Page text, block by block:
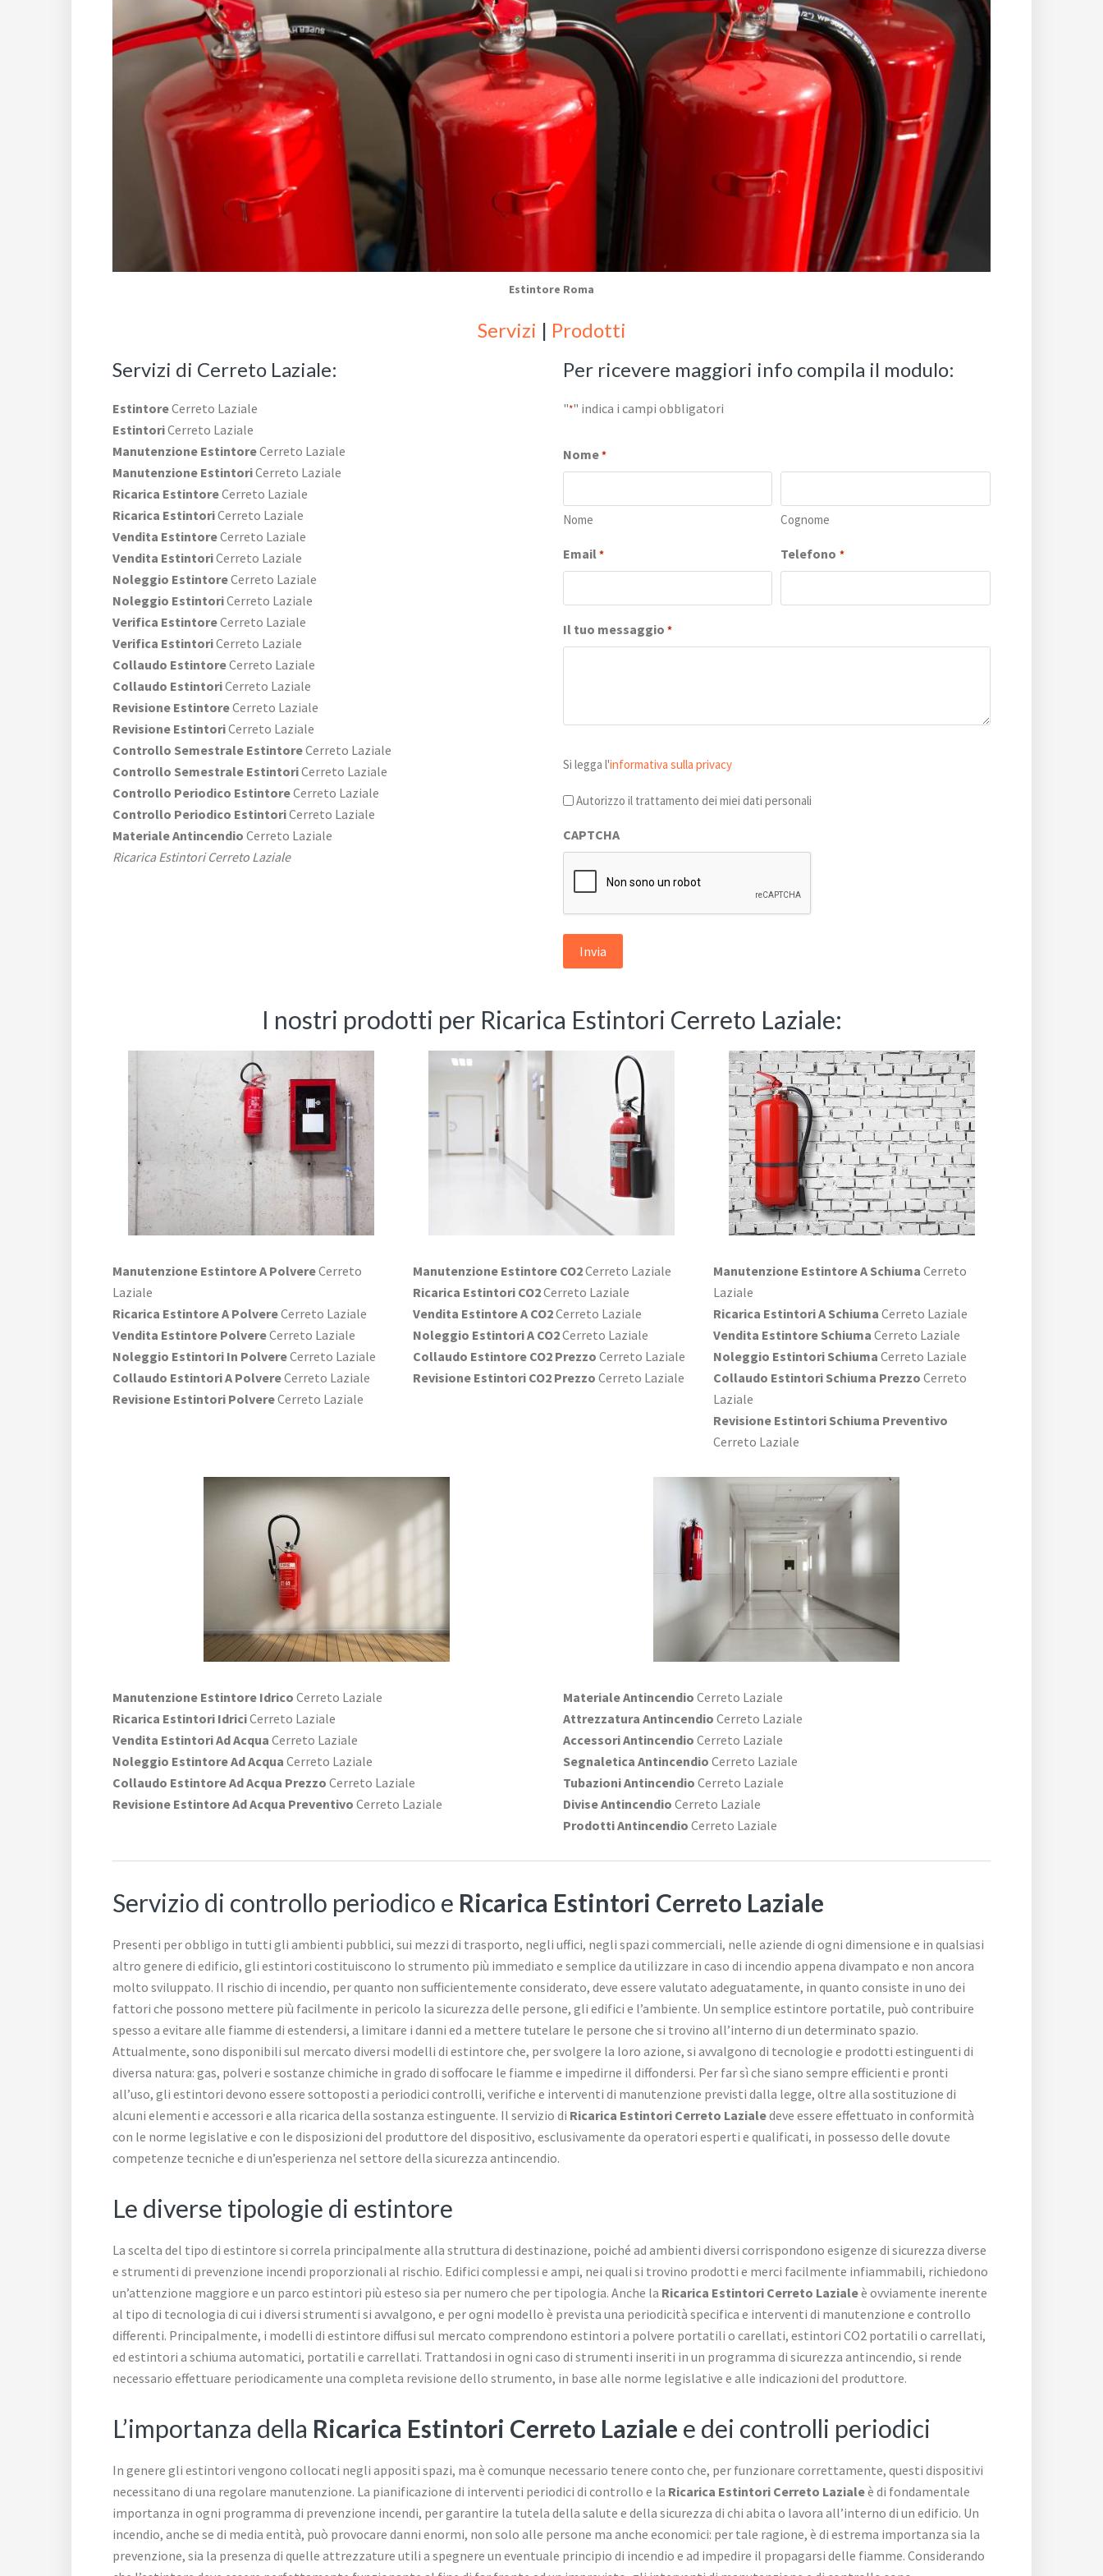
Estintore Roma
Servizi | Prodotti
Servizi di Cerreto Laziale:
EstintoreCerreto Laziale
EstintoriCerreto Laziale
Manutenzione EstintoreCerreto Laziale
Manutenzione EstintoriCerreto Laziale
Ricarica EstintoreCerreto Laziale
Ricarica EstintoriCerreto Laziale
Vendita EstintoreCerreto Laziale
Vendita EstintoriCerreto Laziale
Noleggio EstintoreCerreto Laziale
Noleggio EstintoriCerreto Laziale
Verifica EstintoreCerreto Laziale
Verifica EstintoriCerreto Laziale
Collaudo EstintoreCerreto Laziale
Collaudo EstintoriCerreto Laziale
Revisione EstintoreCerreto Laziale
Revisione EstintoriCerreto Laziale
Controllo Semestrale EstintoreCerreto Laziale
Controllo Semestrale EstintoriCerreto Laziale
Controllo Periodico EstintoreCerreto Laziale
Controllo Periodico EstintoriCerreto Laziale
Materiale Antincendio Cerreto Laziale
Ricarica Estintori Cerreto Laziale
Per ricevere maggiori info compila il modulo:
"*" indica i campi obbligatori
Nome*
Nome Cognome
Email* Telefono *
Il tuo messaggio *
legga
l'informativa
privacy
Si legga l'informativa sulla privacy
Autorizzo il trattamento dei miei dati personali
CAPTCHA
I nostri prodotti per Ricarica Estintori Cerreto Laziale:
Manutenzione Estintore A PolvereCerreto
Laziale
Ricarica Estintore A PolvereCerreto Laziale
Vendita Estintore PolvereCerreto Laziale
Noleggio Estintori In PolvereCerreto Laziale
Collaudo Estintori A PolvereCerreto Laziale
Revisione Estintori PolvereCerreto Laziale
Manutenzione Estintore CO2Cerreto Laziale
Ricarica Estintori CO2Cerreto Laziale
Vendita Estintore A CO2Cerreto Laziale
Noleggio Estintori A CO2Cerreto Laziale
Collaudo Estintore CO2 Prezzo Cerreto Laziale
Revisione Estintori CO2 Prezzo Cerreto Laziale
Manutenzione Estintore A Schiuma Cerreto
Laziale
Ricarica Estintori A Schiuma Cerreto Laziale
Vendita Estintore Schiuma Cerreto Laziale
Noleggio Estintori Schiuma Cerreto Laziale
Collaudo Estintori Schiuma Prezzo Cerreto
Laziale
Revisione Estintori Schiuma Preventivo
Cerreto Laziale
Manutenzione Estintore Idrico Cerreto Laziale
Ricarica Estintori IdriciCerreto Laziale
Vendita Estintori Ad Acqua Cerreto Laziale
Noleggio Estintore Ad Acqua Cerreto Laziale
Collaudo Estintore Ad Acqua Prezzo Cerreto Laziale
Revisione Estintore Ad Acqua Preventivo Cerreto Laziale
Materiale Antincendio Cerreto Laziale
Attrezzatura Antincendio Cerreto Laziale
Accessori Antincendio Cerreto Laziale
Segnaletica Antincendio Cerreto Laziale
Tubazioni Antincendio Cerreto Laziale
Divise Antincendio Cerreto Laziale
Prodotti Antincendio Cerreto Laziale
Servizio di controllo periodico e Ricarica Estintori Cerreto Laziale
Presenti per obbligo in tutti gli ambienti pubblici, sui mezzi di trasporto, negli uffici, negli spazi commerciali, nelle aziende di ogni dimensione e in qualsiasi
altro genere di edificio, gli estintori costituiscono lo strumento più immediato e semplice da utilizzare in caso di incendio appena divampato e non ancora
molto sviluppato. Il rischio di incendio, per quanto non sufficientemente considerato, deve essere valutato adeguatamente, in quanto consiste in uno dei
fattori che possono mettere più facilmente in pericolo la sicurezza delle persone, gli edifici e l’ambiente. Un semplice estintore portatile, può contribuire
spesso a evitare alle fiamme di estendersi, a limitare i danni ed a mettere tutelare le persone che si trovino all’interno di un determinato spazio.
Attualmente, sono disponibili sul mercato diversi modelli di estintore che, per svolgere la loro azione, si avvalgono di tecnologie e prodotti estinguenti di
diversa natura: gas, polveri e sostanze chimiche in grado di soffocare le fiamme e impedirne il diffondersi. Per far sì che siano sempre efficienti e pronti
all’uso, gli estintori devono essere sottoposti a periodici controlli, verifiche e interventi di manutenzione previsti dalla legge, oltre alla sostituzione di
alcuni elementi e accessori e alla ricarica della sostanza estinguente. Il servizio di Ricarica Estintori Cerreto Lazialedeve essere effettuato in conformità
con le norme legislative e con le disposizioni del produttore del dispositivo, esclusivamente da operatori esperti e qualificati, in possesso delle dovute
competenze tecniche e di un’esperienza nel settore della sicurezza antincendio.
Le diverse tipologie di estintore
La scelta del tipo di estintore si correla principalmente alla struttura di destinazione, poiché ad ambienti diversi corrispondono esigenze di sicurezza diverse
e strumenti di prevenzione incendi proporzionali al rischio. Edifici complessi e ampi, nei quali si trovino prodotti e merci facilmente infiammabili, richiedono
un’attenzione maggiore e un parco estintori più esteso sia per numero che per tipologia. Anche la Ricarica Estintori Cerreto Lazialeè ovviamente inerente
al tipo di tecnologia di cui i diversi strumenti si avvalgono, e per ogni modello è prevista una periodicità specifica e interventi di manutenzione e controllo
differenti. Principalmente, i modelli di estintore diffusi sul mercato comprendono estintori a polvere portatili o carellati, estintori CO2 portatili o carrellati,
ed estintori a schiuma automatici, portatili e carrellati. Trattandosi in ogni caso di strumenti inseriti in un programma di sicurezza antincendio, si rende
necessario effettuare periodicamente una completa revisione dello strumento, in base alle norme legislative e alle indicazioni del produttore.
L’importanza della Ricarica Estintori Cerreto Laziale e dei controlli periodici
In genere gli estintori vengono collocati negli appositi spazi, ma è comunque necessario tenere conto che, per funzionare correttamente, questi dispositivi
necessitano di una regolare manutenzione. La pianificazione di interventi periodici di controllo e la Ricarica Estintori Cerreto Lazialeè di fondamentale
importanza in ogni programma di prevenzione incendi, per garantire la tutela della salute e della sicurezza di chi abita o lavora all’interno di un edificio. Un
incendio, anche se di media entità, può provocare danni enormi, non solo alle persone ma anche economici: per tale ragione, è di estrema importanza sia la
prevenzione, sia la presenza di quelle attrezzature utili a spegnere un eventuale principio di incendio e ad impedire il propagarsi delle fiamme. Considerando